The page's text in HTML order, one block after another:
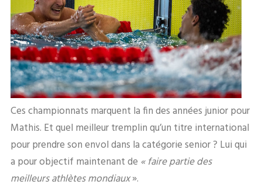
Ces championnats marquent la fin des années junior pour
Mathis. Et quel meilleur tremplin qu’un titre international
pour prendre son envol dans la catégorie senior ? Lui qui
a pour objectif maintenant de « faire partie des
meilleurs athlètes mondiaux».